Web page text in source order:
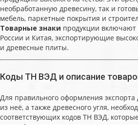
необработанную древесину, так и
мебель, паркетные покрытия и
Товарные знаки продукции
России и Китая, экспортирующие
и древесные плиты.
Коды ТН ВЭД и описание
Для правильного оформления
из неё, а также древесного угля,
соответствующих кодов ТН ВЭД,